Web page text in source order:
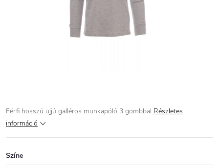
Férfi hosszú ujjú galléros munkapóló 3 gombbal Részletes
információ
Színe